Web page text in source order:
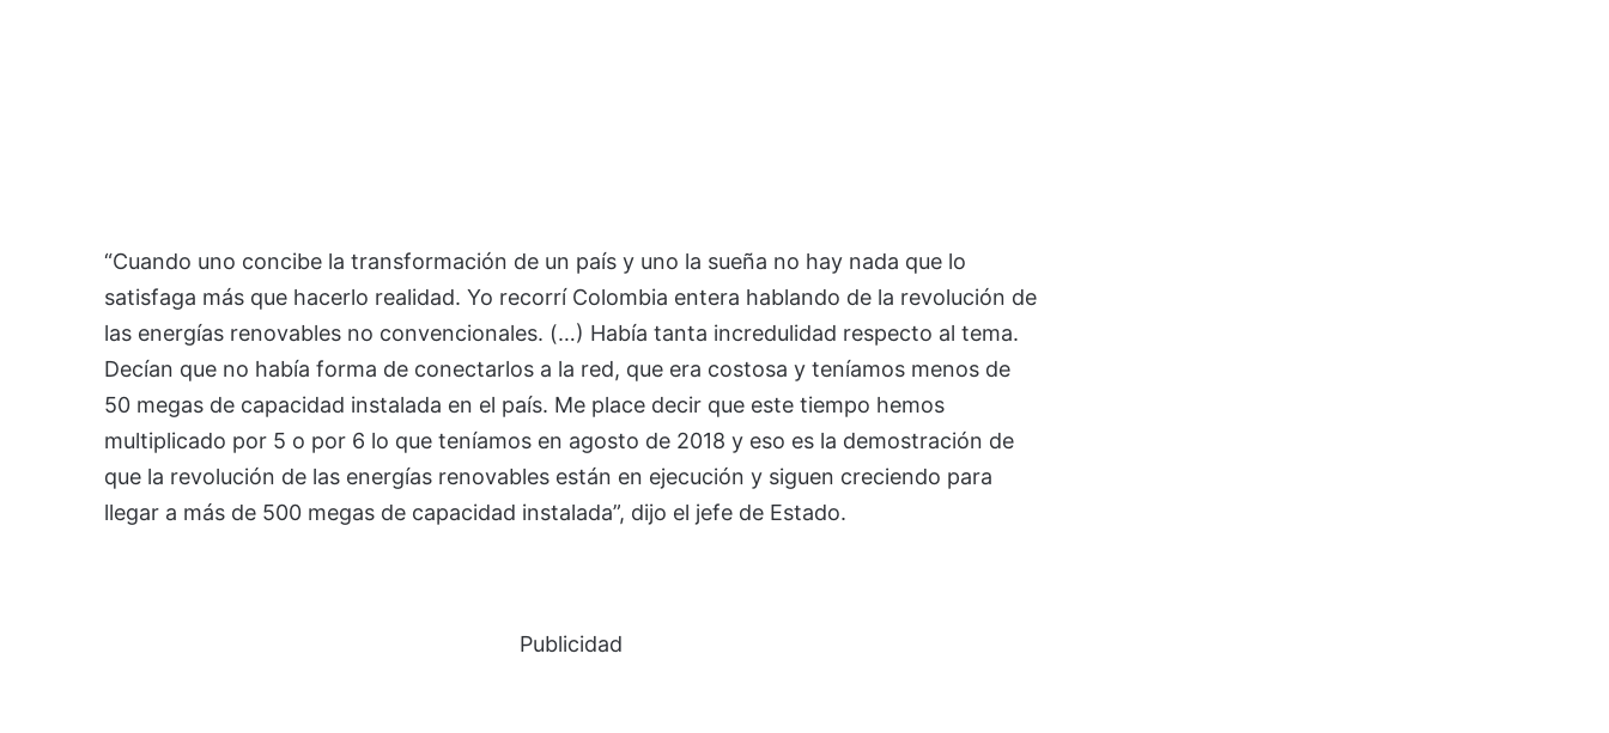
“Cuando uno concibe la transformación de un país y uno la sueña no hay nada que lo
satisfaga más que hacerlo realidad. Yo recorrí Colombia entera hablando de la revolución de
las energías renovables no convencionales. (…) Había tanta incredulidad respecto al tema.
Decían que no había forma de conectarlos a la red, que era costosa y teníamos menos de
50 megas de capacidad instalada en el país. Me place decir que este tiempo hemos
multiplicado por 5 o por 6 lo que teníamos en agosto de 2018 y eso es la demostración de
que la revolución de las energías renovables están en ejecución y siguen creciendo para
llegar a más de 500 megas de capacidad instalada”, dijo el jefe de Estado.
Publicidad